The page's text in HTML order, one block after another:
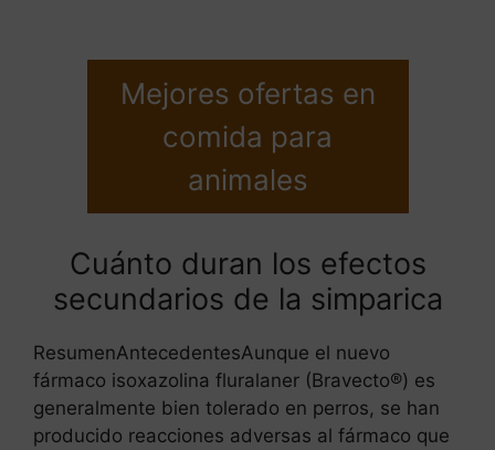
Mejores ofertas en
comida para
animales
Cuánto duran los efectos
secundarios de la simparica
ResumenAntecedentesAunque el nuevo
fármaco isoxazolina fluralaner (Bravecto®) es
generalmente bien tolerado en perros, se han
producido reacciones adversas al fármaco que